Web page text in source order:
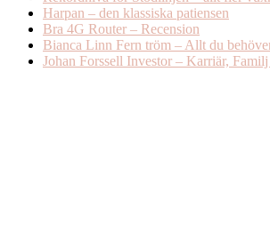
Harpan – den klassiska patiensen
Bra 4G Router – Recension
Bianca Linn Fern tröm – Allt du
Johan Forssell Investor – Karriär,